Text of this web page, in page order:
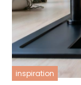
inspiration